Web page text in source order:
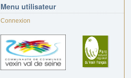
Menu utilisateur
Connexion